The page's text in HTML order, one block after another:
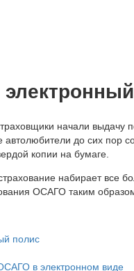
начали выдачу
автолюбители до сих пор
копии на бумаге.
набирает все
ОСАГО таким
полис
в электронном виде